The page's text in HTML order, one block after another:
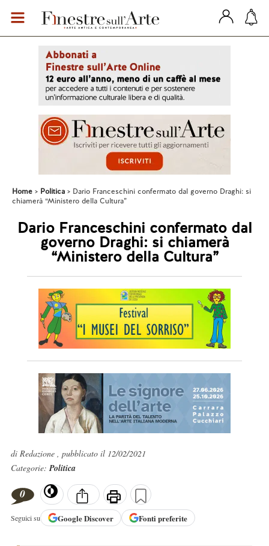
Home Politica
Dario Franceschini confermato dal governo Draghi: si
chiamerà “Ministero della Cultura”
Dario Franceschini confermato dal
governo Draghi: si chiamerà
“Ministero della Cultura”
di Redazione , pubblicato il 12/02/2021
Categorie:Politica
0
Seguici su GoogleDiscover Fonti preferite